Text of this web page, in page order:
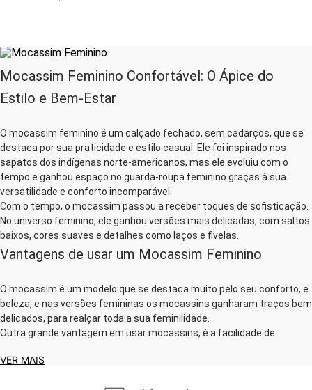
Mocassim Feminino Confortável: O Ápice do
Estilo e Bem-Estar
O mocassim feminino é um calçado fechado, sem cadarços, que se
destaca por sua praticidade e estilo casual. Ele foi inspirado nos
sapatos dos indígenas norte-americanos, mas ele evoluiu com o
tempo e ganhou espaço no guarda-roupa feminino graças à sua
versatilidade e conforto incomparável.
Com o tempo, o mocassim passou a receber toques de sofisticação.
No universo feminino, ele ganhou versões mais delicadas, com saltos
baixos, cores suaves e detalhes como laços e fivelas.
Vantagens de usar um Mocassim Feminino
O mocassim é um modelo que se destaca muito pelo seu conforto, e
beleza, e nas versões femininas os mocassins ganharam traços bem
delicados, para realçar toda a sua feminilidade.
Outra grande vantagem em usar mocassins, é a facilidade de
praticamente calçados coringas que toda mulher deve ter em seu
VER MAIS